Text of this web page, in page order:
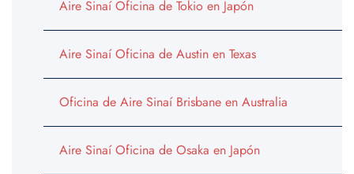
Aire Sinaí Oficina de Tokio en Japón
Aire Sinaí Oficina de Austin en Texas
Oficina de Aire Sinaí Brisbane en Australia
Aire Sinaí Oficina de Osaka en Japón